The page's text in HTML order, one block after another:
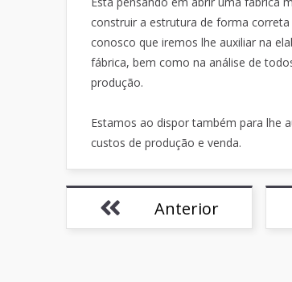
construir a estrutura de forma
conosco que iremos lhe auxiliar na
fábrica, bem como na análise de
produção.
Estamos ao dispor também para lhe
custos de produção e venda.
Anterior